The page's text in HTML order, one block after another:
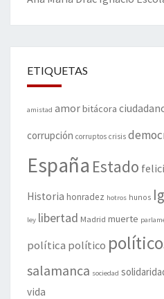
ETIQUETAS
amistad amorbitácora
corrupción corruptos crisis
España Estado
Historia honradez hotros hunos
ley libertad Madrid muerte
política político
salamanca sociedad
vida